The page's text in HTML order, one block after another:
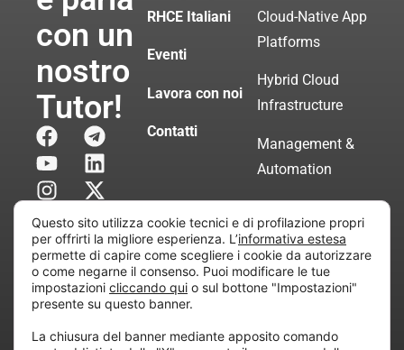
con un
nostro
Tutor!
RHCE Italiani
Eventi
Lavora con noi
Contatti
Cloud-Native App
Platforms
Hybrid Cloud
Infrastructure
Management &
Automation
Consulenza
Certificata
all’attività di direzione e coordinamento di “Project
Questo sito utilizza cookie tecnici e di profilazione propri
per offrirti la migliore esperienza. L’informativa estesa
permette di capire come scegliere i cookie da autorizzare
o come negarne il consenso. Puoi modificare le tue
impostazioni cliccando qui o sul bottone "Impostazioni"
presente su questo banner.
La chiusura del banner mediante apposito comando